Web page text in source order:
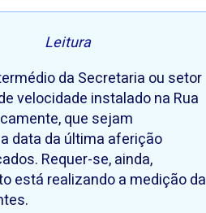
Leitura
da Secretaria ou setor
velocidade instalado na Rua
que sejam
data da última aferição
Requer-se, ainda,
está realizando a medição da